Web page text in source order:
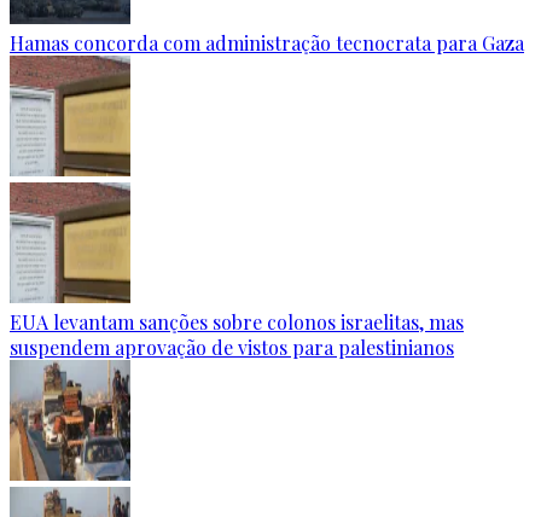
Hamas concorda com administração tecnocrata para Gaza
EUA levantam sanções sobre colonos israelitas, mas
suspendem aprovação de vistos para palestinianos